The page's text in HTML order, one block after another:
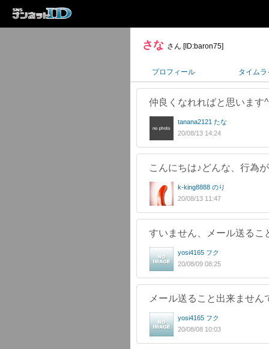
さな さん [ID:baron75]
プロフィール タイムラ
仲良くなれればと思います
tanana2121 たな
20/08/13 14:24
こんにちは♪どんな、行為
k-king8888 のり
20/08/13 11:47
すいません、メール送るこ
yosi4165 フク
20/08/09 08:25
メール送ること出来ません
yosi4165 フク
20/08/08 10:03